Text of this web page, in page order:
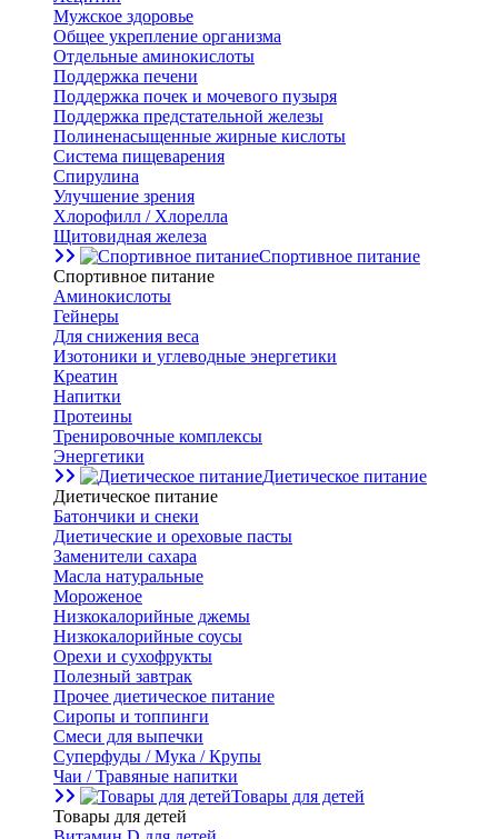
Мужское здоровье
Общее укрепление организма
Отдельные аминокислоты
Поддержка печени
Поддержка почек и мочевого пузыря
Поддержка предстательной железы
Полиненасыщенные жирные кислоты
Система пищеварения
Спирулина
Улучшение зрения
Хлорофилл / Хлорелла
Щитовидная железа
Спортивное питание
Спортивное питание
Аминокислоты
Гейнеры
Для снижения веса
Изотоники и углеводные энергетики
Креатин
Напитки
Протеины
Тренировочные комплексы
Энергетики
Диетическое питание
Диетическое питание
Батончики и снеки
Диетические и ореховые пасты
Заменители сахара
Масла натуральные
Мороженое
Низкокалорийные джемы
Низкокалорийные соусы
Орехи и сухофрукты
Полезный завтрак
Прочее диетическое питание
Сиропы и топпинги
Смеси для выпечки
Суперфуды / Мука / Крупы
Чаи / Травяные напитки
Товары для детей
Товары для детей